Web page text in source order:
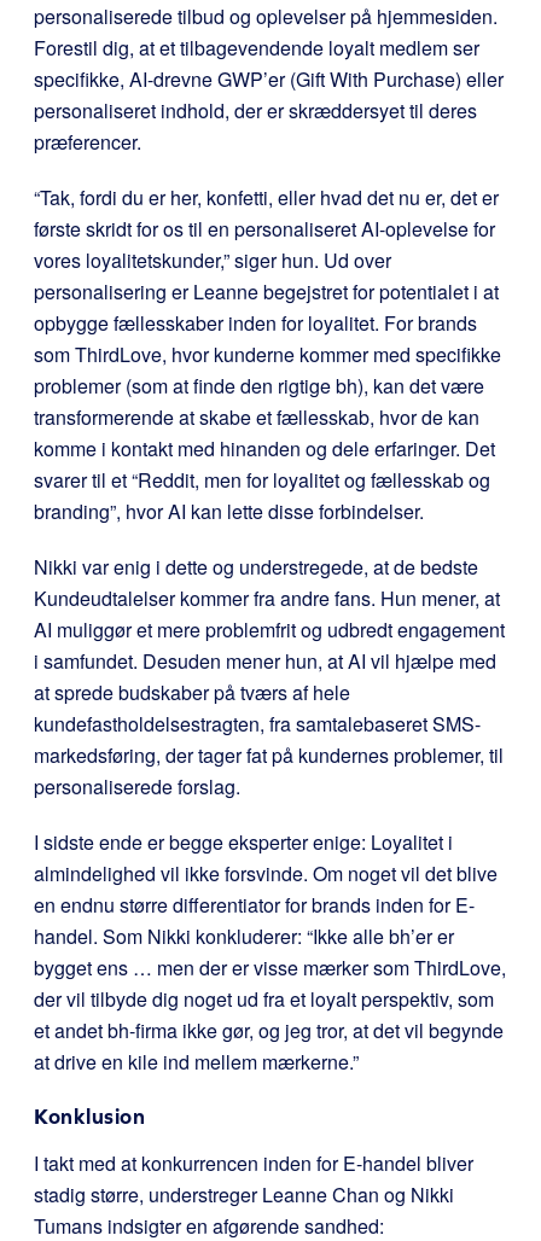
personaliserede tilbud og oplevelser på hjemmesiden.
Forestil dig, at et tilbagevendende loyalt medlem ser
specifikke, AI-drevne GWP’er (Gift With Purchase) eller
personaliseret indhold, der er skræddersyet til deres
præferencer.
“Tak, fordi du er her, konfetti, eller hvad det nu er, det er
første skridt for os til en personaliseret AI-oplevelse for
vores loyalitetskunder,” siger hun. Ud over
personalisering er Leanne begejstret for potentialet i at
opbygge fællesskaber inden for loyalitet. For brands
som ThirdLove, hvor kunderne kommer med specifikke
problemer (som at finde den rigtige bh), kan det være
transformerende at skabe et fællesskab, hvor de kan
komme i kontakt med hinanden og dele erfaringer. Det
svarer til et “Reddit, men for loyalitet og fællesskab og
branding”, hvor AI kan lette disse forbindelser.
Nikki var enig i dette og understregede, at de bedste
Kundeudtalelser kommer fra andre fans. Hun mener, at
AI muliggør et mere problemfrit og udbredt engagement
i samfundet. Desuden mener hun, at AI vil hjælpe med
at sprede budskaber på tværs af hele
kundefastholdelsestragten, fra samtalebaseret SMS-
markedsføring, der tager fat på kundernes problemer, til
personaliserede forslag.
I sidste ende er begge eksperter enige: Loyalitet i
almindelighed vil ikke forsvinde. Om noget vil det blive
en endnu større differentiator for brands inden for E-
handel. Som Nikki konkluderer: “Ikke alle bh’er er
bygget ens … men der er visse mærker som ThirdLove,
der vil tilbyde dig noget ud fra et loyalt perspektiv, som
et andet bh-firma ikke gør, og jeg tror, at det vil begynde
at drive en kile ind mellem mærkerne.”
Konklusion
I takt med at konkurrencen inden for E-handel bliver
stadig større, understreger Leanne Chan og Nikki
Tumans indsigter en afgørende sandhed: